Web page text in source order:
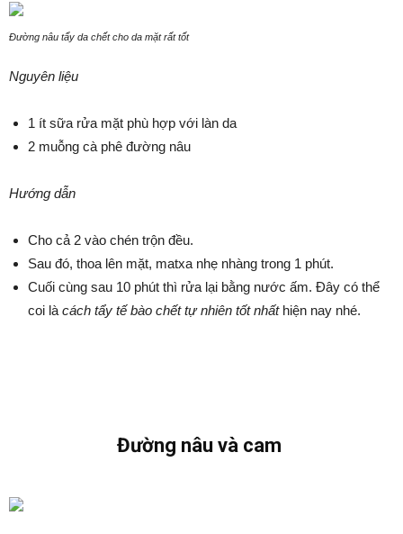
Đường nâu tẩy da chết cho da mặt rất tốt
Nguyên liệu
1 ít sữa rửa mặt phù hợp với làn da
2 muỗng cà phê đường nâu
Hướng dẫn
Cho cả 2 vào chén trộn đều.
Sau đó, thoa lên mặt, matxa nhẹ nhàng trong 1 phút.
Cuối cùng sau 10 phút thì rửa lại bằng nước ấm. Đây có thể
coi là cách tẩy tế bào chết tự nhiên tốt nhấthiện nay nhé.
Đường nâu và cam